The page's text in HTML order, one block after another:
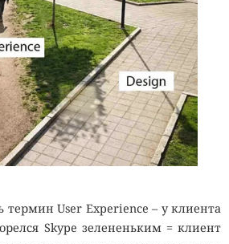
термин User Experience – у клиента
Skype зелененьким = клиент